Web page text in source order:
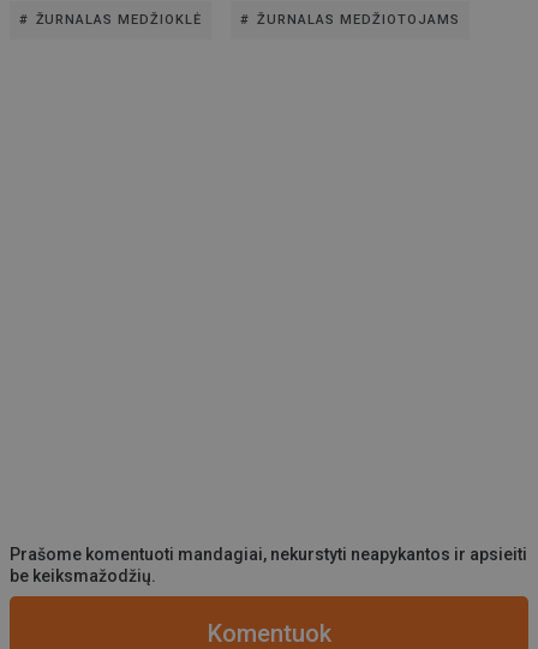
ŽURNALAS MEDŽIOKLĖ ŽURNALAS MEDŽIOTOJAMS
Prašome komentuoti mandagiai, nekurstyti neapykantos ir apsieiti
be keiksmažodžių.
Komentuok